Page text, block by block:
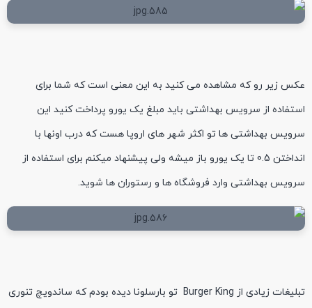
عکس زیر رو که مشاهده می کنید به این معنی است که شما برای
استفاده از سرویس بهداشتی باید مبلغ یک یورو پرداخت کنید این
سرویس بهداشتی ها تو اکثر شهر های اروپا هست که درب اونها با
انداختن 0.5 تا یک یورو باز میشه ولی پیشنهاد میکنم برای استفاده از
سرویس بهداشتی وارد فروشگاه ها و رستوران ها شوید.
تبلیغات زیادی از Burger King تو بارسلونا دیده بودم که ساندویچ تنوری